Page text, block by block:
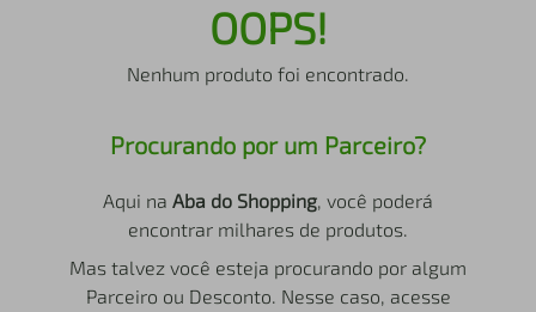
OOPS!
Nenhum produto foi encontrado.
Procurando por um Parceiro?
Aqui na Aba do Shopping, você poderá
encontrar milhares de produtos.
Mas talvez você esteja procurando por algum
Parceiro ou Desconto. Nesse caso, acesse
iphone